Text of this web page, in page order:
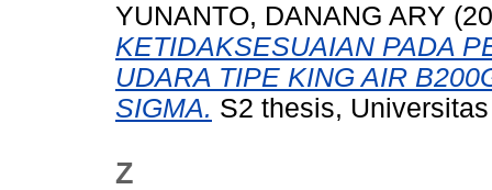
YUNANTO, DANANG ARY
KETIDAKSESUAIAN PADA
UDARA TIPE KING AIR
SIGMA. S2 thesis,
Z